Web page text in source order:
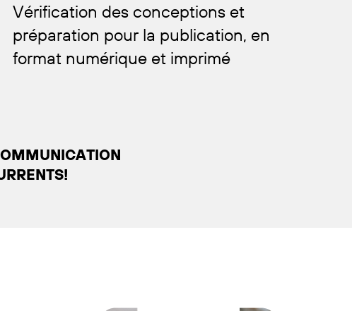
Vérification des conceptions et
préparation pour la publication, en
format numérique et imprimé